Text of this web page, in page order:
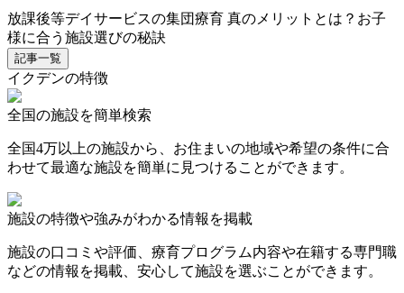
放課後等デイサービスの集団療育 真のメリットとは？お子
様に合う施設選びの秘訣
記事一覧
イクデンの特徴
全国の施設を簡単検索
全国4万以上の施設から、お住まいの地域や希望の条件に合
わせて最適な施設を簡単に見つけることができます。
施設の特徴や強みがわかる情報を掲載
施設の口コミや評価、療育プログラム内容や在籍する専門職
などの情報を掲載、安心して施設を選ぶことができます。